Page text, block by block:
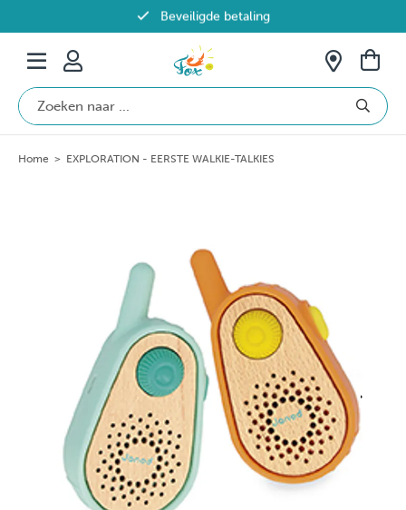
Beveiligde betaling
Gratis verzending vanaf €69 in België
Home > EXPLORATION - EERSTE WALKIE-TALKIES